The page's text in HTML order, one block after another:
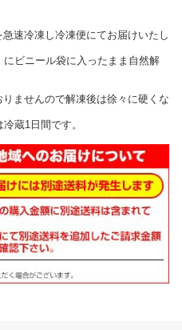
速冷凍し冷凍便にてお届けいたし
ビニール袋に入ったまま自然解
ませんので解凍後は徐々に硬くな
蔵1日間です。